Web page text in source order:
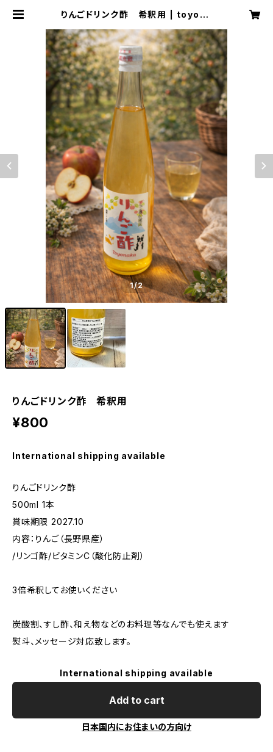
りんごドリンク酢 希釈用 | toyona
1/2
りんごドリンク酢 希釈用
¥800
International shipping available
りんごドリンク酢
500ml 1本
賞味期限 2027.10
内容：りんご（長野県産）
/リンゴ酢/ビタミンC（酸化防止剤）
3倍希釈してお使いください
炭酸割、すし酢、和え物などのお料理等なんでも使えます
熨斗、メッセージ対応致します。
International shipping available
Add to cart
日本国内にお住まいの方向け